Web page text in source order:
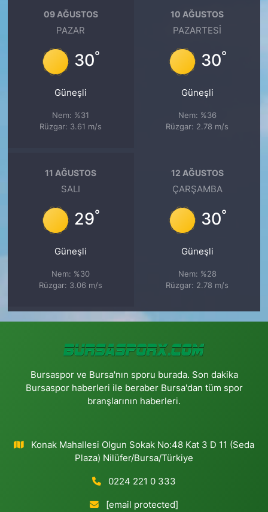
09 AĞUSTOS
PAZAR
30°
Güneşli
Nem: %31
Rüzgar: 3.61 m/s
10 AĞUSTOS
PAZARTESI
30°
Güneşli
Nem: %36
Rüzgar: 2.78 m/s
11 AĞUSTOS
SALI
29°
Güneşli
Nem: %30
Rüzgar: 3.06 m/s
12 AĞUSTOS
ÇARŞAMBA
30°
Güneşli
Nem: %28
Rüzgar: 2.78 m/s
Bursaspor ve Bursa'nın sporu burada. Son dakika
Bursaspor haberleri ile beraber Bursa'dan tüm spor
branşlarının haberleri.
Konak Mahallesi Olgun Sokak No:48 Kat 3 D 11 (Seda
Plaza) Nilüfer/Bursa/Türkiye
0224 221 0 333
[email protected]